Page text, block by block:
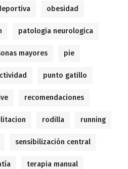
obesidad
patologia neurologica
mayores pie
punto gatillo
recomendaciones
rodilla running
sensibilización central
terapia manual